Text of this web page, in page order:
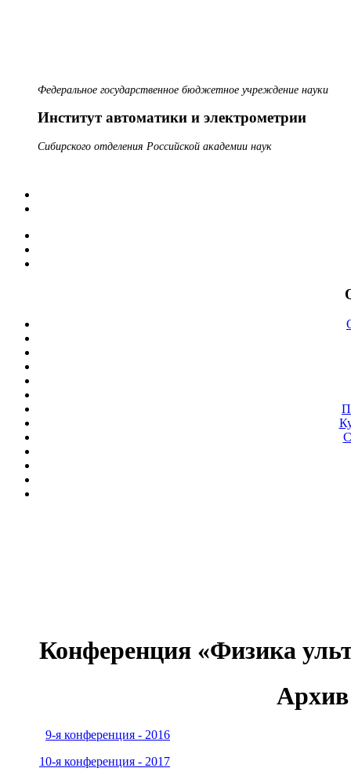
Федеральное государственное бюджетное учреждение науки
Институт автоматики и электрометрии
Сибирского отделения Российской академии наук
Конференция «Физика
Архив
9-я конференция - 2016
10-я конференция - 2017